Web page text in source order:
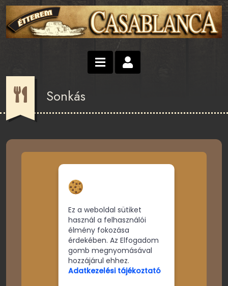
Sonkás
Ez a weboldal sütiket
használ a felhasználói
élmény fokozása
érdekében. Az Elfogadom
gomb megnyomásával
hozzájárul ehhez.
Adatkezelési tájékoztató